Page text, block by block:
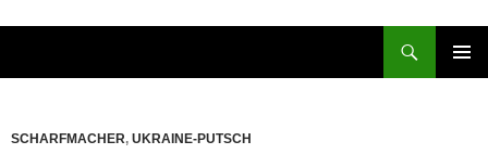
SCHARFMACHER, UKRAINE-PUTSCH